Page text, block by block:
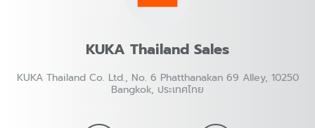
KUKA Thailand Sales
KUKA Thailand Co. Ltd., No. 6 Phatthanakan 69 Alley, 10250
Bangkok, ประเทศไทย